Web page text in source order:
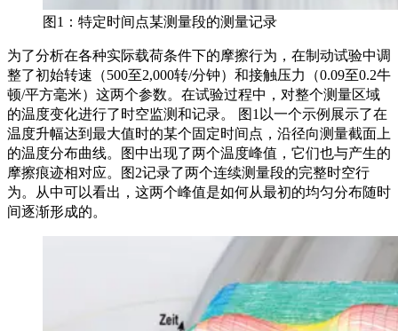
图1：特定时间点某测量段的测量记录
为了分析在各种实际载荷条件下的摩擦行为，在制动试验中调
整了初始转速（500至2,000转/分钟）和接触压力（0.09至0.2牛
顿/平方毫米）这两个参数。在试验过程中，对整个测量区域
的温度变化进行了时空监测和记录。 图1以一个示例展示了在
温度升幅达到最大值时的某个固定时间点，沿径向测量截面上
的温度分布曲线。图中出现了两个温度峰值，它们也与产生的
摩擦痕迹相对应。图2记录了两个连续测量段的完整时空行
为。从中可以看出，这两个峰值是如何从最初的均匀分布随时
间逐渐形成的。